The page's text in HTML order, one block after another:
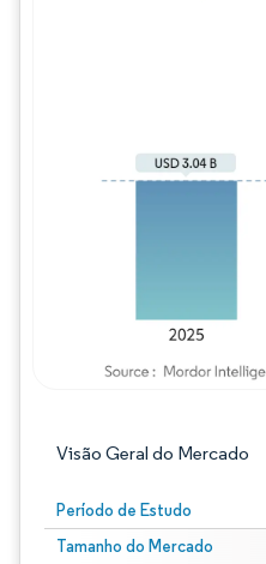
Visão Geral do Mercado
Período de Estudo
Tamanho do Mercado